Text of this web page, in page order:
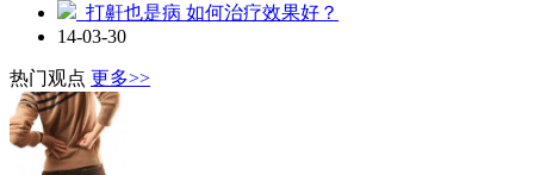
打鼾也是病 如何治疗效果好？
14-03-30
热门观点 更多>>